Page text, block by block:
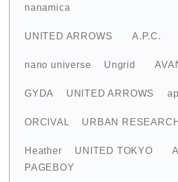
nanamica
UNITED ARROWS A.P.C.
nano universe Ungrid
GYDA UNITED ARROWS
ORCIVAL URBAN
Heather UNITED TOKYO
PAGEBOY